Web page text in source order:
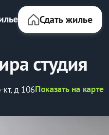
Сдать жилье
студия
кт, д 106Показать на карте